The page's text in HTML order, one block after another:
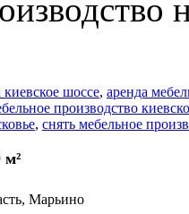
шоссе, аренда
производство
, снять мебельное
м²
Марьино